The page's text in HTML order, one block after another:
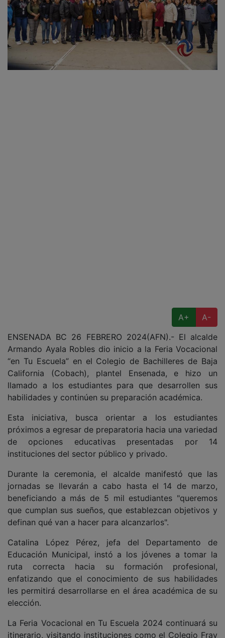
A+
A-
ENSENADA BC 26 FEBRERO 2024(AFN).- El alcalde
Armando Ayala Robles dio inicio a la Feria Vocacional
“en Tu Escuela” en el Colegio de Bachilleres de Baja
California (Cobach), plantel Ensenada, e hizo un
llamado a los estudiantes para que desarrollen sus
habilidades y continúen su preparación académica.
Esta iniciativa, busca orientar a los estudiantes
próximos a egresar de preparatoria hacia una variedad
de opciones educativas presentadas por 14
instituciones del sector público y privado.
Durante la ceremonia, el alcalde manifestó que las
jornadas se llevarán a cabo hasta el 14 de marzo,
beneficiando a más de 5 mil estudiantes "queremos
que cumplan sus sueños, que establezcan objetivos y
definan qué van a hacer para alcanzarlos".
Catalina López Pérez, jefa del Departamento de
Educación Municipal, instó a los jóvenes a tomar la
ruta correcta hacia su formación profesional,
enfatizando que el conocimiento de sus habilidades
les permitirá desarrollarse en el área académica de su
elección.
La Feria Vocacional en Tu Escuela 2024 continuará su
itinerario, visitando instituciones como el Colegio Fray